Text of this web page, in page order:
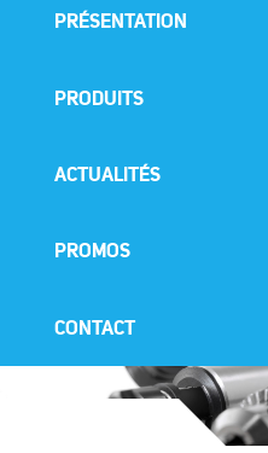
PRÉSENTATION
PRODUITS
ACTUALITÉS
PROMOS
CONTACT